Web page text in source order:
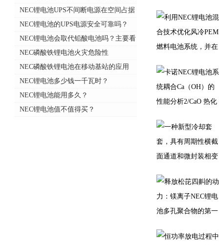
NEC锂电池UPS不间断电源在空间占据
NEC锂电池的UPS电源安全可靠吗？
NEC锂电池会取代铅酸电池吗？主要看
NEC磷酸铁锂电池火灾危险性
NEC磷酸铁锂电池在移动基站的应用
NEC锂电池多少钱一千瓦时？
NEC锂电池能用多久？
NEC锂电池值不值得买？